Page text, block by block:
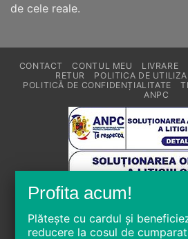
de cele reale.
CONTACT CONTUL MEU LIVRARE
RETUR
POLITICA DE
POLITICĂ DE CONFIDENȚIALITATE
ANPC
Copyright 2026 ©Total Blue
Powered by Web
Plătește cucardul și
reducere la cosul de
Need Help?